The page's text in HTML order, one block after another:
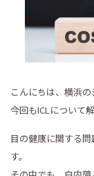
こんにちは、横浜の
今回もICLについて
目の健康に関する
す。